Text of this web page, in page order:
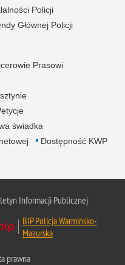
Policji
Głównej Policji
Prasowi
świadka
Dostępność KWP
Informacji Publicznej
BIP Policja Warmińsko-
Mazurska
prawna